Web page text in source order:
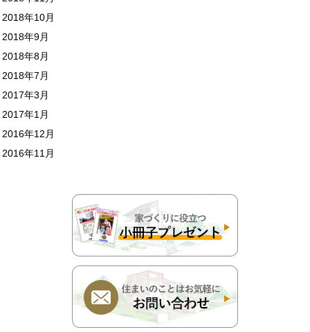
2018年10月
2018年9月
2018年8月
2018年7月
2017年3月
2017年1月
2016年12月
2016年11月